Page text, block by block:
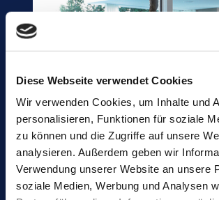
Diese Webseite verwendet Cookies
Wir verwenden Cookies, um Inhalte und
personalisieren, Funktionen für soziale
zu können und die Zugriffe auf unsere
analysieren. Außerdem geben wir
Verwendung unserer Website an unsere
soziale Medien, Werbung und Analysen